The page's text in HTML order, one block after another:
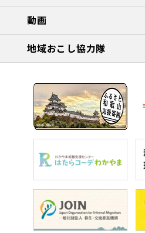
動画
地域おこし協力隊